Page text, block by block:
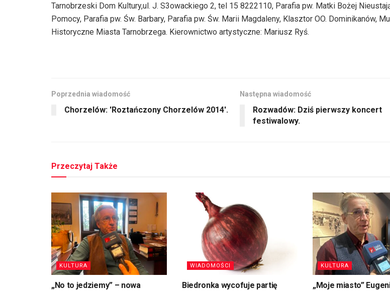
Tarnobrzeski Dom Kultury,ul. J. S3owackiego 2, tel 15 8222110, Parafia pw. Matki Bożej
Pomocy, Parafia pw. Św. Barbary, Parafia pw. Św. Marii Magdaleny, Klasztor OO. Dominikanów,
Historyczne Miasta Tarnobrzega. Kierownictwo artystyczne: Mariusz Ryś.
Poprzednia wiadomość
Chorzelów: 'Roztańczony Chorzelów 2014'.
Następna wiadomość
Rozwadów: Dziś pierwszy koncert
festiwalowy.
Przeczytaj Także
KULTURA
„No to jedziemy” – nowa
WIADOMOŚCI
Biedronka wycofuje partię
KULTURA
„Moje miasto”